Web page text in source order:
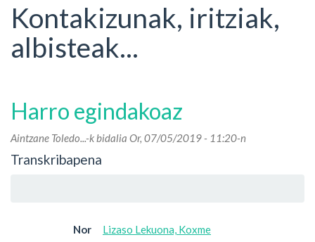
Kontakizunak, iritziak,
albisteak...
Harro egindakoaz
Aintzane Toledo... -k bidalia Or, 07/05/2019 - 11:20-n
Transkribapena
Nor Lizaso Lekuona, Koxme